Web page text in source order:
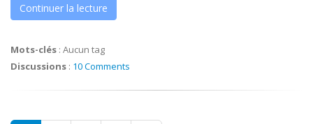
Continuer la lecture
Mots-clés : Aucun tag
Discussions : 10 Comments